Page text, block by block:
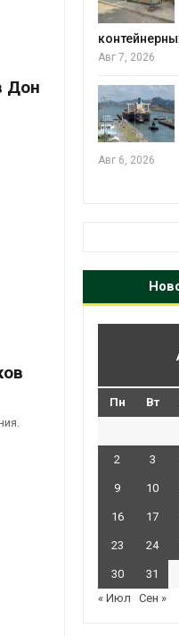
Донвновь
Авг 6, 2026
Авг 6, 2026
Пн Вт
2 3
9 10
16 17
23 24
30
31
« Июл
Сен »